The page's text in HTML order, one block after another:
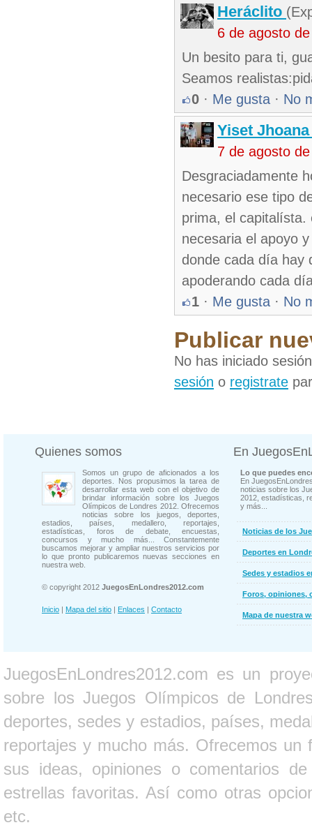
Heráclito
6 de agosto
Un besito para ti,
Seamos
0 · Me gusta · No
Yiset
7 de agosto
Desgraciadamente
necesario ese tipo
prima, el capitalísta.
necesaria el apoyo
donde cada día hay
apoderando cada
1 · Me gusta · No
Publicar
No has iniciado
sesión o registrate
Quienes somos
Somos un grupo de aficionados a los
deportes. Nos propusimos la tarea de
desarrollar esta web con el objetivo de
brindar información sobre los Juegos
Olímpicos de Londres 2012. Ofrecemos
noticias sobre los juegos, deportes,
estadios, países, medallero, reportajes,
estadísticas, foros de debate, encuestas,
concursos y mucho más... Constantemente
buscamos mejorar y ampliar nuestros servicios por
lo que pronto publicaremos nuevas secciones en
nuestra web.
© copyright 2012 JuegosEnLondres2012.com
Inicio | Mapa del sitio | Enlaces | Contacto
En
Lo que puedes
En
noticias sobre los
2012, estadísticas,
y más...
Noticias de los
Deportes en
Sedes y estadios
Foros, opiniones,
Mapa de nuestra
JuegosEnLondres2012.com es un
sobre los Juegos Olímpicos de
deportes, sedes y estadios, países,
reportajes y mucho más. Ofrecemos un
sus ideas, opiniones o comentarios
estrellas favoritas. Así como otras
etc.